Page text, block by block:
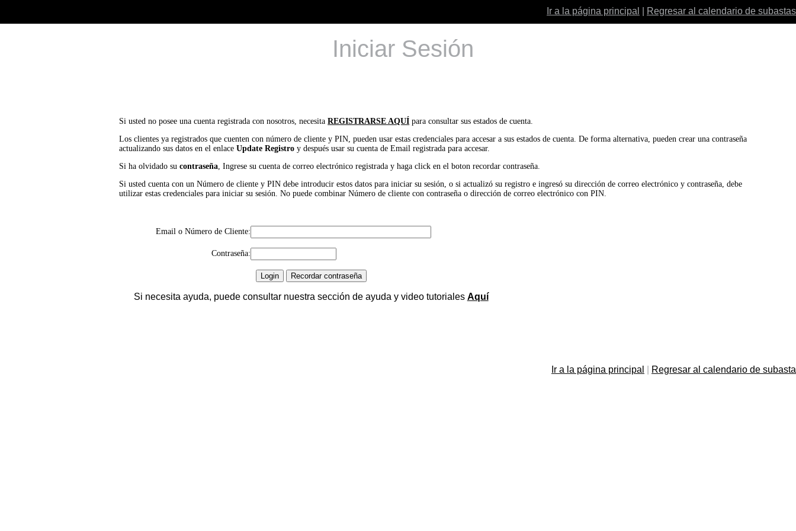
Ir a la página principal Regresar al calendario de subastas
Iniciar Sesión
Si usted no posee una cuenta registrada con nosotros, necesitaREGISTRARSE AQUÍ para consultar sus estados de cuenta.
Los clientes ya registrados que cuenten con número de cliente y PIN, pueden usar estas credenciales para accesar a sus estados de cuenta. De forma alternativa, pueden crear una contraseña
actualizando sus datos en el enlaceUpdate Registro y después usar su cuenta de Email registrada para accesar.
Si ha olvidado sucontraseña, Ingrese su cuenta de correo electrónico registrada y haga click en el boton recordar contraseña.
Si usted cuenta con un Número de cliente y PIN debe introducir estos datos para iniciar su sesión, o si actualizó su registro e ingresó su dirección de correo electrónico y contraseña, debe
utilizar estas credenciales para iniciar su sesión. No puede combinar Número de cliente con contraseña o dirección de correo electrónico con PIN.
Email o Número de Cliente:
Contraseña:
Si necesita ayuda, puede consultar nuestra sección de ayuda y video tutoriales Aquí
Ir a la página principal Regresar al calendario de